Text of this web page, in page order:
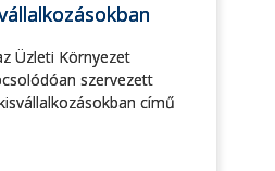
Üzleti Környezet
szervezett
című